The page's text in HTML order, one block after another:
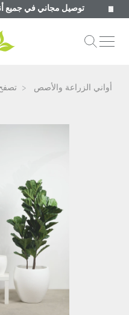
توصيل مجاني في جميع
أواني الزراعة والأصص